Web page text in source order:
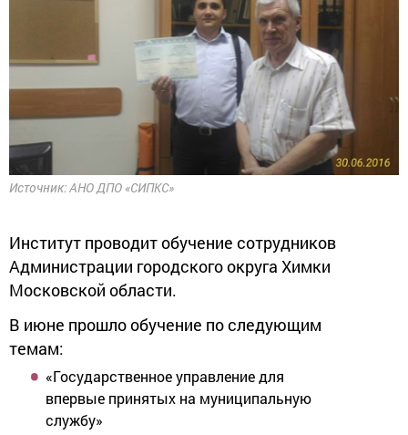
Источник: АНО ДПО «СИПКС»
Институт проводит обучение сотрудников
Администрации городского округа Химки
Московской области.
В июне прошло обучение по следующим
темам:
«Государственное управление для
впервые принятых на муниципальную
службу»